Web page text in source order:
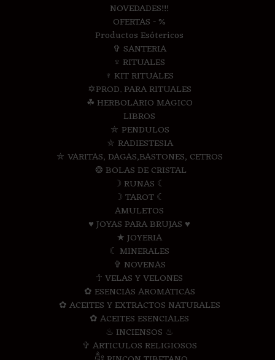
NOVEDADES!!!
OFERTAS - %
Productos Esótericos
✞ SANTERIA
♆ RITUALES
♆ KIT RITUALES
✡PROD. PARA RITUALES
☘ HERBOLARIO MAGICO
LIBROS
⛤ PENDULOS
⛤ RADIESTESIA
⛤ VARITAS, DAGAS,BASTONES, CETROS
❂ BOLAS DE CRISTAL
☽ RUNAS ☾
☽ TAROT ☾
AMULETOS
♥ JOYAS PARA BRUJAS ♥
★ JOYERIA
☾ MINERALES
✞ NOVENAS
☥ VELAS Y VELONES
✿ ESENCIAS AROMATICAS
✿ ACEITES Y EXTRACTOS NATURALES
✿ ACEITES ESENCIALES
♨ INCIENSOS ♨
✞ ARTICULOS RELIGIOSOS